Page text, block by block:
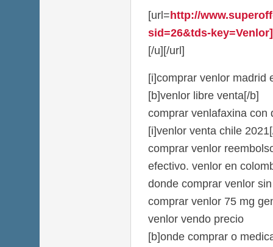
[url=http://
sid=26&tds-
[/u][/url]
[i]comprar venlor madrid
[b]venlor libre venta[/b]
comprar venlafaxina con
[i]venlor venta chile
comprar venlor
efectivo. venlor en
donde comprar venlor
comprar venlor 75 mg
venlor vendo precio
[b]onde comprar o